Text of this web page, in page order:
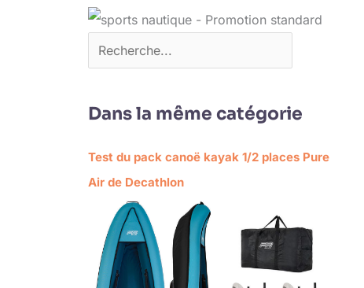
Dans la même catégorie
Test du pack canoë kayak 1/2 places Pure
Air de Decathlon